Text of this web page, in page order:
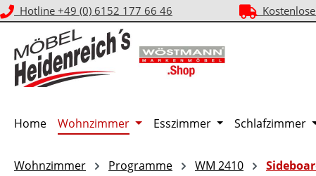
Hauptinhalt springen
Zur Suche springen
Zur Hauptnavigation springen
Hotline +49 (0) 6152 177 66 46
Home Wohnzimmer Esszimmer Schlafzimmer
Wohnzimmer Programme WM 2410